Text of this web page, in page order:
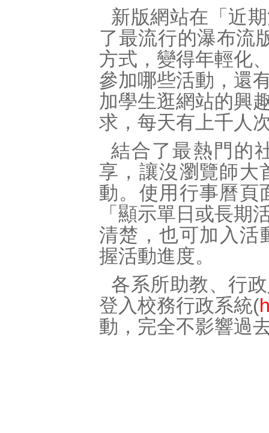
新版網站在「近
了最流行的瀑布流
方式，變得年輕化
參加哪些活動，還
加學生逛網站的興
求，每天有上千人
結合了最熱門的
享，讓沒瀏覽師大
動。使用行事曆頁
「顯示單日或長期
清楚，也可加入活
握活動進度。
各系所助教、行
登入校務行政系統(
動，完全不影響過